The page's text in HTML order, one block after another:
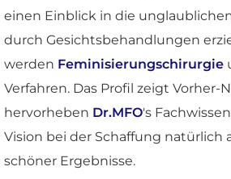
einen Einblick in die
durch Gesichtsbehandlungen
werden Feminisierungschirurgie
Verfahren. Das Profil zeigt Vorher-
hervorheben Dr.MFO's
Vision bei der Schaffung natürlich
schöner Ergebnisse.